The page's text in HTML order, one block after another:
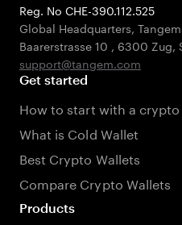
Reg. No CHE-390.112.525
Global Headquarters,
Baarerstrasse 10 , 6300 Zug,
support@tangem.com
Get started
How to start with a crypto
What is Cold Wallet
Best Crypto Wallets
Compare Crypto Wallets
Products